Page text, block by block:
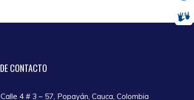
DE CONTACTO
Calle 4 # 3 – 57, Popayán, Cauca, Colombia